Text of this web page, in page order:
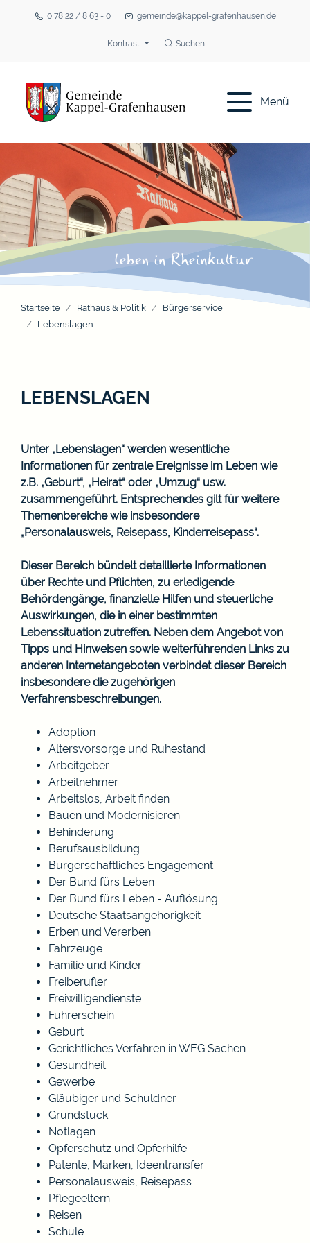
0 78 22 / 8 63 - 0 gemeinde@kappel-grafenhausen.de
Kontrast Suchen
Menü
Startseite Rathaus & Politik
Bürgerservice
Lebenslagen
LEBENSLAGEN
Unter „Lebenslagen“ werden wesentliche
Informationen für zentrale Ereignisse im Leben wie
z.B. „Geburt“, „Heirat“ oder „Umzug“ usw.
zusammengeführt. Entsprechendes gilt für weitere
Themenbereiche wie insbesondere
„Personalausweis, Reisepass, Kinderreisepass“.
Dieser Bereich bündelt detaillierte Informationen
über Rechte und Pflichten, zu erledigende
Behördengänge, finanzielle Hilfen und steuerliche
Auswirkungen, die in einer bestimmten
Lebenssituation zutreffen. Neben dem Angebot von
Tipps und Hinweisen sowie weiterführenden Links zu
anderen Internetangeboten verbindet dieser Bereich
insbesondere die zugehörigen
Verfahrensbeschreibungen.
Adoption
Altersvorsorge und Ruhestand
Arbeitgeber
Arbeitnehmer
Arbeitslos, Arbeit finden
Bauen und Modernisieren
Behinderung
Berufsausbildung
Bürgerschaftliches Engagement
Der Bund fürs Leben
Der Bund fürs Leben - Auflösung
Deutsche Staatsangehörigkeit
Erben und Vererben
Fahrzeuge
Familie und Kinder
Freiberufler
Freiwilligendienste
Führerschein
Geburt
Gerichtliches Verfahren in WEG Sachen
Gesundheit
Gewerbe
Gläubiger und Schuldner
Grundstück
Notlagen
Opferschutz und Opferhilfe
Patente, Marken, Ideentransfer
Personalausweis, Reisepass
Pflegeeltern
Reisen
Schule